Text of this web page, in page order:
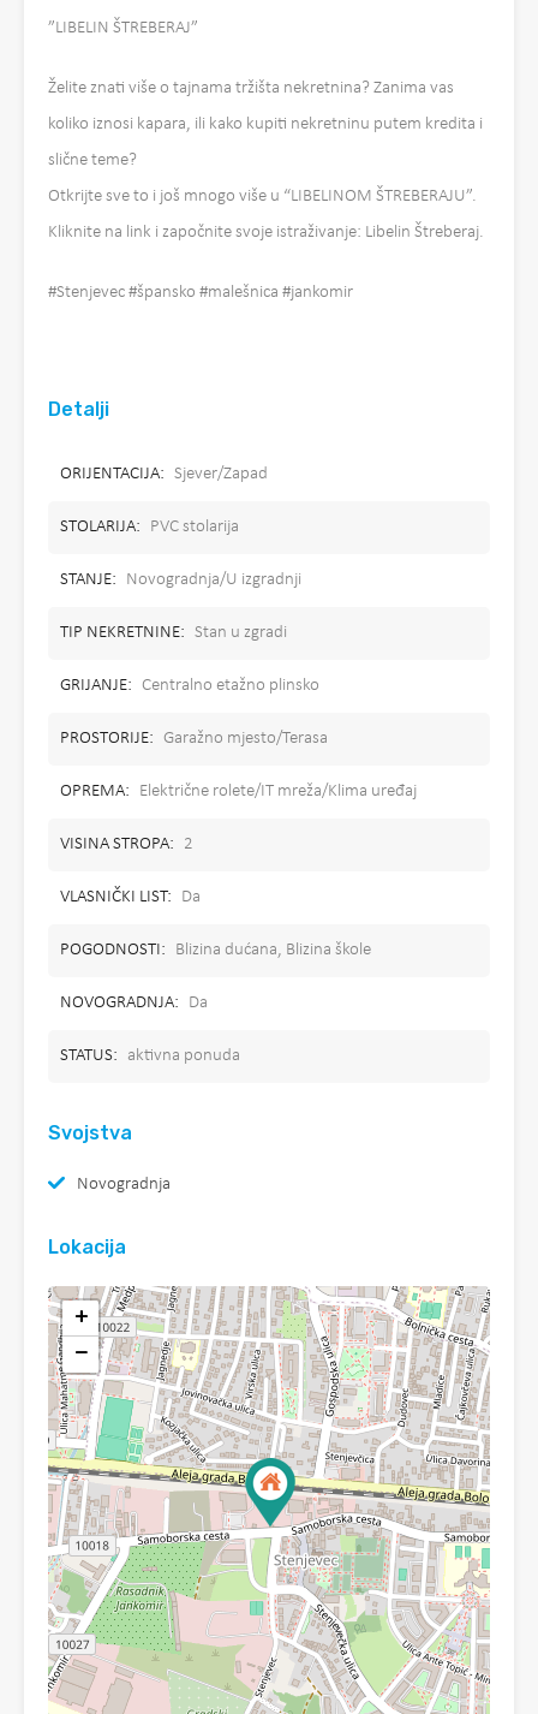
”LIBELIN ŠTREBERAJ”
Želite znati više o tajnama tržišta nekretnina? Zanima vas
koliko iznosi kapara, ili kako kupiti nekretninu putem kredita i
slične teme?
Otkrijte sve to i još mnogo više u “LIBELINOM ŠTREBERAJU”.
Kliknite na link i započnite svoje istraživanje: Libelin Štreberaj.
#Stenjevec #špansko #malešnica #jankomir
Detalji
ORIJENTACIJA: Sjever/Zapad
STOLARIJA: PVC stolarija
STANJE: Novogradnja/U izgradnji
TIP NEKRETNINE: Stan u zgradi
GRIJANJE: Centralno etažno plinsko
PROSTORIJE: Garažno mjesto/Terasa
OPREMA: Električne rolete/IT mreža/Klima uređaj
VISINA STROPA: 2
VLASNIČKI LIST: Da
POGODNOSTI: Blizina dućana, Blizina škole
NOVOGRADNJA: Da
STATUS: aktivna ponuda
Svojstva
Novogradnja
Lokacija
+
−